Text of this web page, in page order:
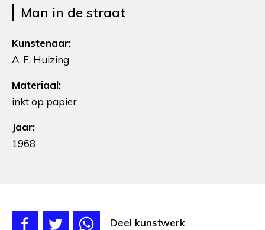
Man in de straat
Kunstenaar:
A. F. Huizing
Materiaal:
inkt op papier
Jaar:
1968
Deel kunstwerk